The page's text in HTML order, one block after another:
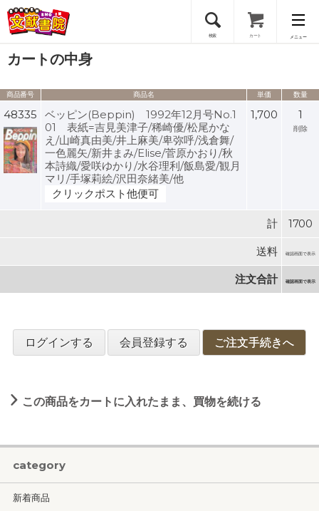
検索 カート メニュー
会員登録
ログイン
カートの中身
商品番号 商品名 単価 数量
48335
ベッピン(Beppin) 1992年12月号No.1
01 表紙=吉見美津子/稀崎優/松尾かな
え/山崎真由美/井上麻美/卑弥呼/浅倉舞/
一色麗矢/新井まみ/Elise/菅原かおり/秋
本詩織/愛咲ゆかり/水谷理利/飯島愛/観月
マリ/手塚莉絵/沢田奈緒美/他
クリックポスト他便可
1,700 1
削除
計 1700
送料 確認画面で表示
注文合計 確認画面で表示
ログインする 会員登録する ご注文手続きへ
この商品をカートに入れたまま、買物を続ける
category
新着商品